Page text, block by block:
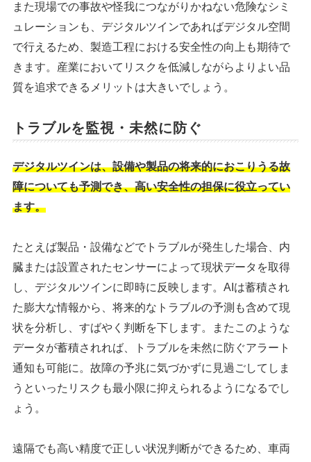
また現場での事故や怪我につながりかねない危険なシミ
ュレーションも、デジタルツインであればデジタル空間
で行えるため、製造工程における安全性の向上も期待で
きます。産業においてリスクを低減しながらよりよい品
質を追求できるメリットは大きいでしょう。
トラブルを監視・未然に防ぐ
デジタルツインは、設備や製品の将来的におこりうる故
障についても予測でき、高い安全性の担保に役立ってい
ます。
たとえば製品・設備などでトラブルが発生した場合、内
臓または設置されたセンサーによって現状データを取得
し、デジタルツインに即時に反映します。AIは蓄積され
た膨大な情報から、将来的なトラブルの予測も含めて現
状を分析し、すばやく判断を下します。またこのような
データが蓄積されれば、トラブルを未然に防ぐアラート
通知も可能に。故障の予兆に気づかずに見過ごしてしま
うといったリスクも最小限に抑えられるようになるでし
ょう。
遠隔でも高い精度で正しい状況判断ができるため、車両